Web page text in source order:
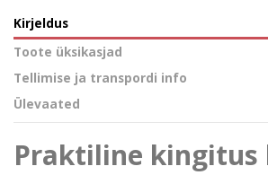
Kirjeldus
Toote üksikasjad
Tellimise ja transpordi info
Ülevaated
Praktiline kingitus